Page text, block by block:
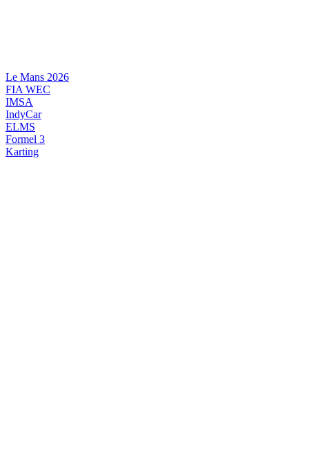
Le Mans 2026
FIA WEC
IMSA
IndyCar
ELMS
Formel 3
Karting